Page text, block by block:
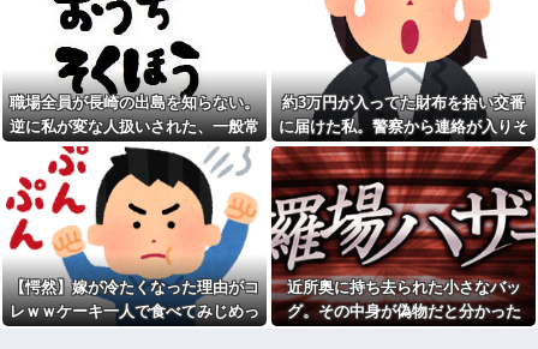
コトメ「遺産を返しなさ
い！」私「遺言どおりです
が？」→夫の遺産を巡る話し合
いが思わぬ展開になって…
俺(52)、女(28)との不倫が嫁に
発覚。離婚に応じたはずの嫁か
らエグすぎる攻撃が恐ろしすぎ
る
息子に『葵』と名付けたら、
初対面では必ず女の子だと思わ
れる。同じ名前でも避けられな
かった勘違いとは…
俺「ゲーム機どこ？」親「ち
ょっと借りたよ」→どうぶつの
森を開いた瞬間、村が大変なこ
とになっていて…
【画像】俺たちの姫、佳子さ
まのお気に入りのドレスがこち
元職場の要注意オバサン、引
っ越し先でご近所になり粘着開
始！！「どこまで送って！」か
ら始まり半年も経つと「お金貸
してくれない？」断ると翌日、
玄関前にゴミが置かれる
元職場の要注意オバサン、引
っ越し先でご近所になり粘着開
始！！「どこまで送って！」か
ら始まり半年も経つと「お金貸
してくれない？」断ると翌日、
玄関前にゴミが置かれる
お盆になると旦那の祖父母宅
に５泊くらいさせられる。旦那
は「行かなくていいよ」って言
うんだけどトメに誘われると断
れなくなってしまう
嫁「最近さ、家事に気持ちが
職場全員が長崎の出島を知らない。
逆に私が変な人扱いされた、一般常
識だと思ってたのに
約3万円が入ってた財布を拾い交番
に届けた私。警察から連絡が入りそ
の金が私のものになった結果...
【愕然】嫁が冷たくなった理由がコ
レｗｗケーキ一人で食べてみじめっ
近所奥に持ち去られた小さなバッ
グ。その中身が偽物だと分かった